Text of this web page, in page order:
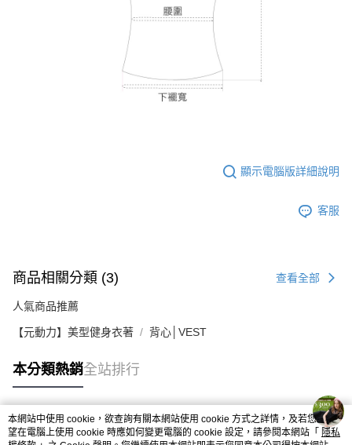
顯示電腦版詳細說明
客服
商品相關分類 (3) 查看全部
人氣商品推薦
【元動力】美型健身衣著 背心│VEST
本分類熱銷全站排行
熱門標籤
本網站中使用 cookie，欲查詢有關本網站使用 cookie 方式之詳情，及若您不希
望在電腦上使用 cookie 時應如何變更電腦的 cookie 設定，請參閱本網站「 隱私